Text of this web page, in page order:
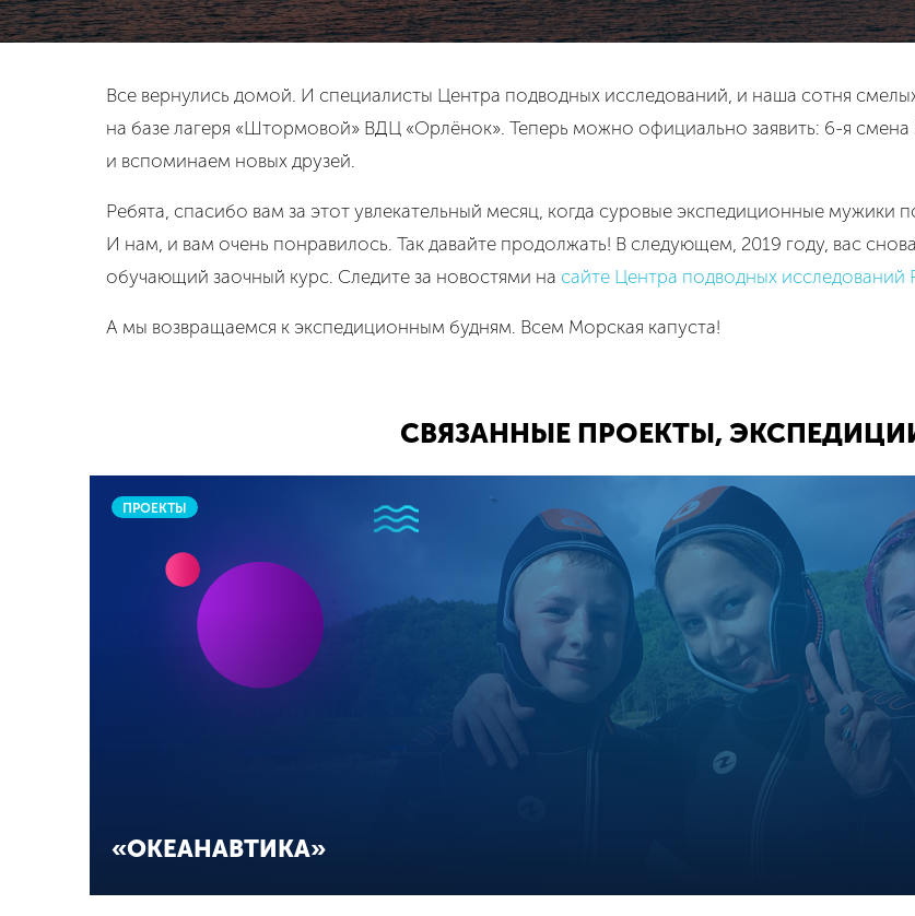
Все вернулись домой. И специалисты Центра подводных исследований, и наша сотня
на базе лагеря «Штормовой» ВДЦ «Орлёнок». Теперь можно официально заявить: 6-я
и вспоминаем новых друзей.
Ребята, спасибо вам за этот увлекательный месяц, когда суровые экспедиционные мужики
И нам, и вам очень понравилось. Так давайте продолжать! В следующем, 2019 году, вас
обучающий заочный курс. Следите за новостями на сайте Центра подводных исследований
А мы возвращаемся к экспедиционным будням. Всем Морская капуста!
СВЯЗАННЫЕ ПРОЕКТЫ,
ПРОЕКТЫ
«ОКЕАНАВТИКА»